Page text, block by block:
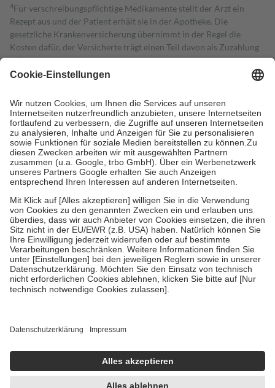
4Für verschreibungspflichtige Medikamente stellt der Arzt ein
Rezept aus und der Patient erhält sie in der Apotheke. Die
gesetzliche Krankenversicherung übernimmt in der Regel die
Kosten dafür, der Versicherte trägt einen Teil davon als Zuzahlung
mit.
Grundsätzlich leisten Mitglieder Zuzahlungen in Höhe von zehn
höchstens zehn Euro.
Es sind jedoch nie mehr als die tatsächlichen
Kosten der Leistung zu entrichten.
Diese Regeln gelten grundsätzlich auch für Online-Apotheken.
Bei Heilmitteln und häuslicher Krankenpflege beträgt die
Zuzahlung zehn Prozent der Kosten sowie zehn Euro je
Verordnung.
Um das Engagement der Versicherten für ihre eigene Gesundheit zu
stärken und die besondere Stellung der Familie zu unterstützen,
fallenkeine Zuzahlungenan bei:
• Kindern und Jugendlichen bis zum vollendeten 18. Lebensjahr
mit Ausnahme der Fahrkosten
• Untersuchungen zur Vorsorge und Früherkennung, die von der
GKV getragen werden
• empfohlenen Schutzimpfungen
• Harn- und Blutteststreifen
getroffen, um sicherzustellen, dass es sich um echte Bewertungen
https://help.etrusted.com/hc/de/articles/4419944605341
Einige Bilder und Inhalte wurden unter Zuhilfenahme künstlicher